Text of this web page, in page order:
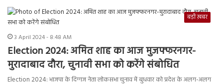
बड़ी ख़बर
3 April 2024 - 8:48 AM
Election 2024: अमित शाह का आज मुजफ्फरनगर-
मुरादाबाद दौरा, चुनावी सभा को करेंगे संबोधित
Election 2024: भाजपा के दिग्गज नेता लोकसभा चुनाव में बुधवार को प्रदेश के अलग-अलग